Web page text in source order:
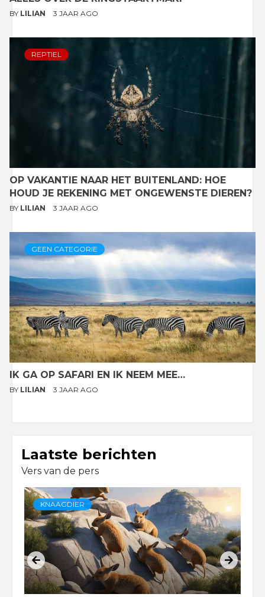
BY LILIAN 3 JAAR AGO
REPTIEL
OP VAKANTIE NAAR HET BUITENLAND: HOE
HOUD JE REKENING MET ONGEWENSTE DIEREN?
BY LILIAN 3 JAAR AGO
GEEN CATEGORIE
IK GA OP SAFARI EN IK NEEM MEE…
BY LILIAN 3 JAAR AGO
Laatste berichten
Vers van de pers
KNAAGDIER